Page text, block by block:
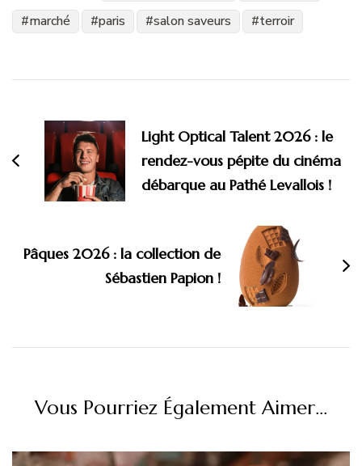
marché
paris salon saveurs terroir
d'article
Light Optical Talent 2026 : le
rendez-vous pépite du cinéma
débarque au Pathé Levallois !
Pâques 2026 : la collection de
Sébastien Papion !
Vous Pourriez Également Aimer...